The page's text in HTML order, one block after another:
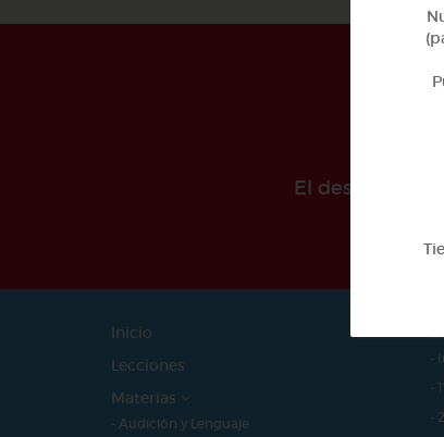
El desarollo
Inicio
Lecciones
Materias
- Audición y Lenguaje
-
-
-